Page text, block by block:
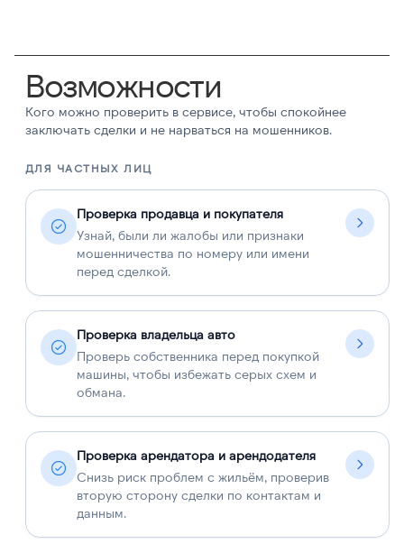
Возможности
Кого можно проверить в сервисе, чтобы спокойнее
заключать сделки и не нарваться на мошенников.
ДЛЯ ЧАСТНЫХ ЛИЦ
Проверка продавца и покупателя
Узнай, были ли жалобы или признаки
мошенничества по номеру или имени
перед сделкой.
Проверка владельца авто
Проверь собственника перед покупкой
машины, чтобы избежать серых схем и
обмана.
Проверка арендатора и арендодателя
Снизь риск проблем с жильём, проверив
вторую сторону сделки по контактам и
данным.